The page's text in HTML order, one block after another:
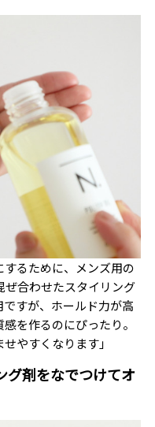
するために、メンズ用の
ぜ合わせたスタイリング
すが、ホールド力が高
を作るのにぴったり。
やすくなります」
グ剤をなでつけてオ